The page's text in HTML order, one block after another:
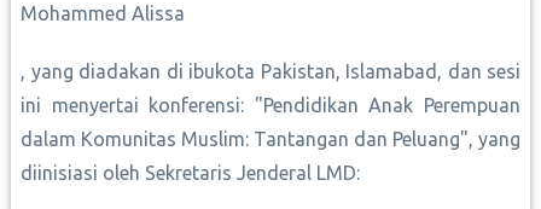
Mohammed Alissa
, yang diadakan di ibukota Pakistan, Islamabad, dan sesi
ini menyertai konferensi: "Pendidikan Anak Perempuan
dalam Komunitas Muslim: Tantangan dan Peluang", yang
diinisiasi oleh Sekretaris Jenderal LMD: